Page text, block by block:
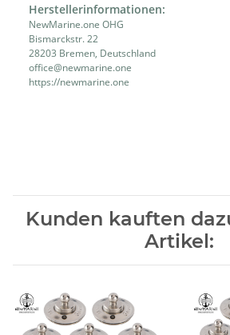
Herstellerinformationen:
NewMarine.one OHG
Bismarckstr. 22
28203 Bremen, Deutschland
office@newmarine.one
https://newmarine.one
Kunden kauften
Artikel: